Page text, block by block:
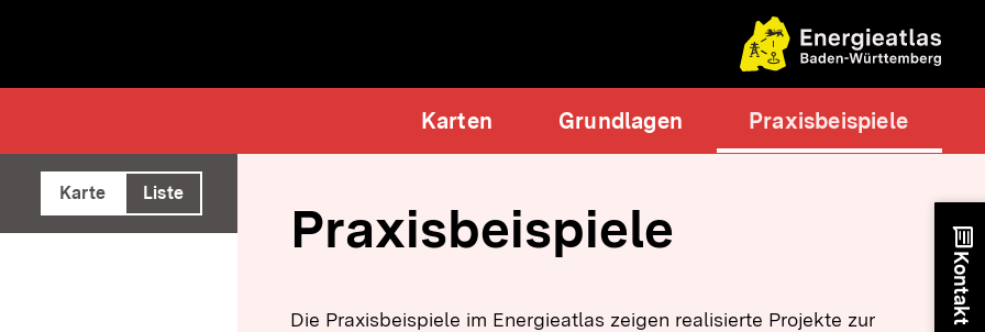
ausführen
Karten Grundlagen Praxisbeispiele
Karte Liste
Praxisbeispiele
Die Praxisbeispiele im Energieatlas zeigen realisierte Projekte zur
chat
Kontakt